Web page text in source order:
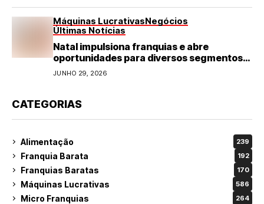
Máquinas LucrativasNegócios
Últimas Notícias
Natal impulsiona franquias e abre
oportunidades para diversos segmentos
do varejo
JUNHO 29, 2026
CATEGORIAS
Alimentação 239
Franquia Barata 192
Franquias Baratas 170
Máquinas Lucrativas 586
Micro Franquias 264